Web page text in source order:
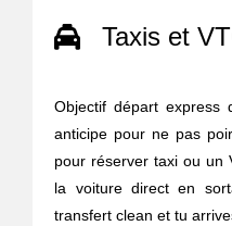
Taxis et
Objectif départ
anticipe pour ne pas
pour réserver taxi ou un
la voiture direct en
transfert clean et tu